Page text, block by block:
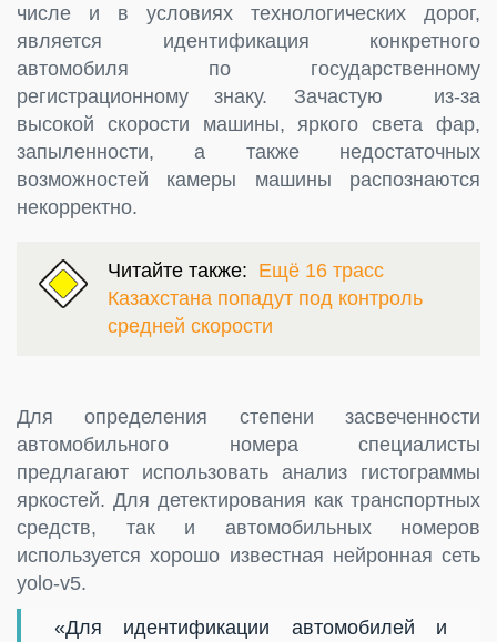
числе и в условиях технологических дорог,
является идентификация конкретного
автомобиля по государственному
регистрационному знаку. Зачастую из-за
высокой скорости машины, яркого света фар,
запыленности, а также недостаточных
возможностей камеры машины распознаются
некорректно.
Читайте также: Ещё 16 трасс
Казахстана попадут под контроль
средней скорости
Для определения степени засвеченности
автомобильного номера специалисты
предлагают использовать анализ гистограммы
яркостей. Для детектирования как транспортных
средств, так и автомобильных номеров
используется хорошо известная нейронная сеть
yolo-v5.
«Для идентификации автомобилей и